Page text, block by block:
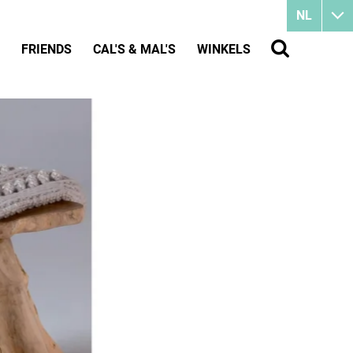
NL
FRIENDS CAL'S & MAL'S WINKELS